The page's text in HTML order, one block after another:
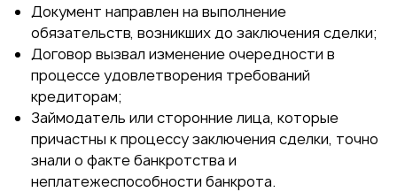
Документ направлен на выполнение
обязательств, возникших до заключения сделки;
Договор вызвал изменение очередности в
процессе удовлетворения требований
кредиторам;
Займодатель или сторонние лица, которые
причастны к процессу заключения сделки, точно
знали о факте банкротства и
неплатежеспособности банкрота.